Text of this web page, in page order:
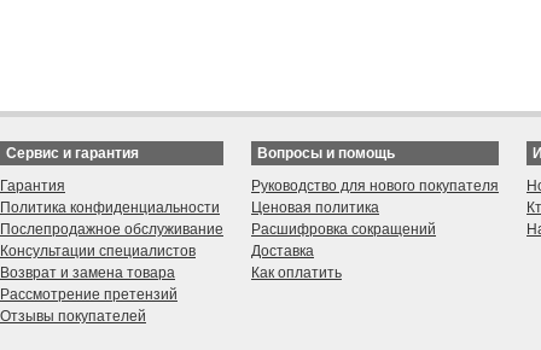
Сервис и гарантия
Гарантия
Политика конфиденциальности
Послепродажное обслуживание
Консультации специалистов
Возврат и замена товара
Рассмотрение претензий
Отзывы покупателей
Вопросы и помощь
Руководство для нового покупателя
Ценовая политика
Расшифровка сокращений
Доставка
Как оплатить